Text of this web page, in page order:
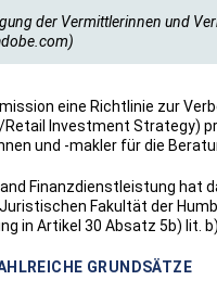
der Vermittlerinnen und
eine Richtlinie zur
Investment Strategy)
und -makler für die
Finanzdienstleistung
Fakultät der
in Artikel 30 Absatz 5b) lit.
GRUNDSÄTZE